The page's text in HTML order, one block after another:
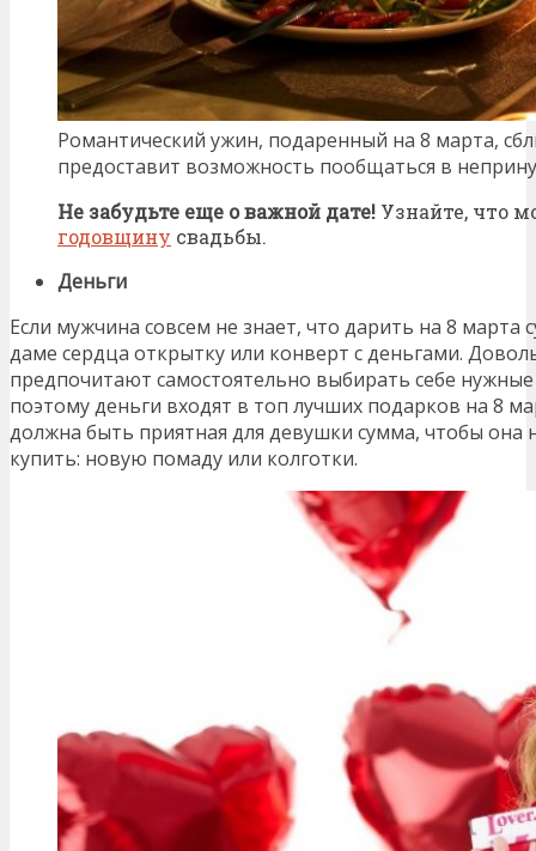
Романтический ужин, подаренный на 8 марта,
предоставит возможность пообщаться в
Не забудьте еще о важной дате! Узнайте, что
годовщину свадьбы.
Деньги
Если мужчина совсем не знает, что дарить на 8 марта
даме сердца открытку или конверт с деньгами.
предпочитают самостоятельно выбирать себе
поэтому деньги входят в топ лучших подарков на 8
должна быть приятная для девушки сумма, чтобы она
купить: новую помаду или колготки.